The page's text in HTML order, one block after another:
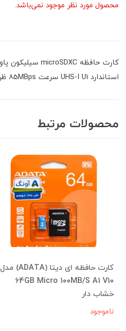
محصول مورد نظر موجود نمی‌باشد.
استاندارد UHS-I U1 سرعت 85MBps ظرفیت 64 گیگابایت
محصولات مرتبط
کارت حافظه ای دیتا (ADATA) مدل
64GB Micro 100MB/S A1 V10
خشاب دار
ناموجود